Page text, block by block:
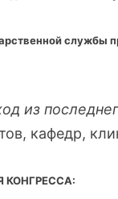
службы
из
кафедр,
КОНГРЕССА: